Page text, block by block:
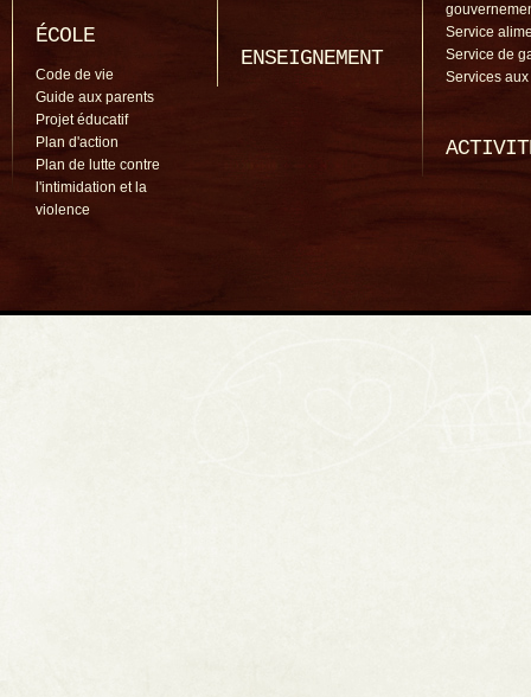
ÉCOLE
Code de vie
Guide aux parents
Projet éducatif
Plan d'action
Plan de lutte contre
l'intimidation et la
violence
ENSEIGNEMENT
Service
Service de
Services